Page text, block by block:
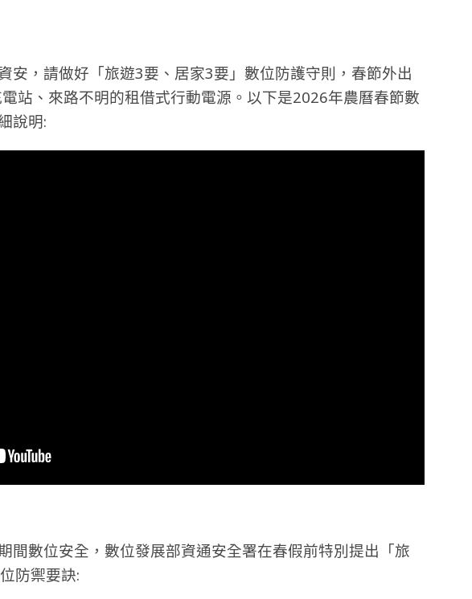
安，請做好「旅遊3要、居家3要」數位防護守則，春節外出
站、來路不明的租借式行動電源。以下是2026年農曆春節數
說明:
間數位安全，數位發展部資通安全署在春假前特別提出「旅
防禦要訣: